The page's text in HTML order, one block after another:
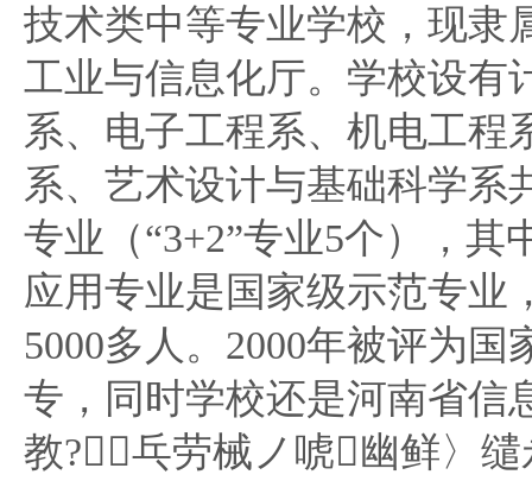
技术类中等专业学校，现隶
工业与信息化厅。学校设有
系、电子工程系、机电工程
系、艺术设计与基础科学系
专业（“3+2”专业5个），其
应用专业是国家级示范专业
5000多人。2000年被评为国
专，同时学校还是河南省信
教?乓劳械ノ唬幽鲜〉